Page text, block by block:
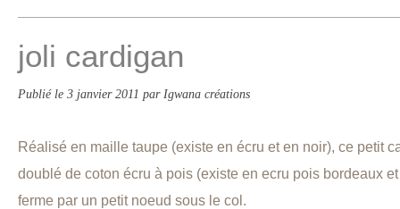
joli cardigan
Publié le 3 janvier 2011 par Igwana créations
Réalisé en maille taupe (existe en écru et en noir), ce petit
doublé de coton écru à pois (existe en ecru pois bordeaux
ferme par un petit noeud sous le col.